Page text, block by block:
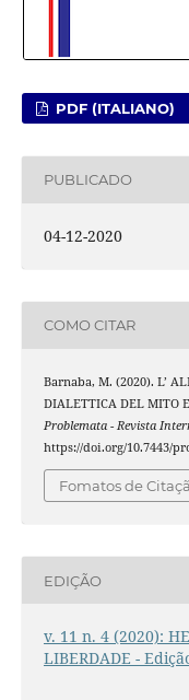
PDF (ITALIANO)
PUBLICADO
04-12-2020
COMO CITAR
Barnaba, M. (2020). L’
DIALETTICA DEL MITO
Problemata - Revista
https://doi.org/10.7443/
Fomatos de
EDIÇÃO
v. 11 n. 4 (2020):
LIBERDADE -